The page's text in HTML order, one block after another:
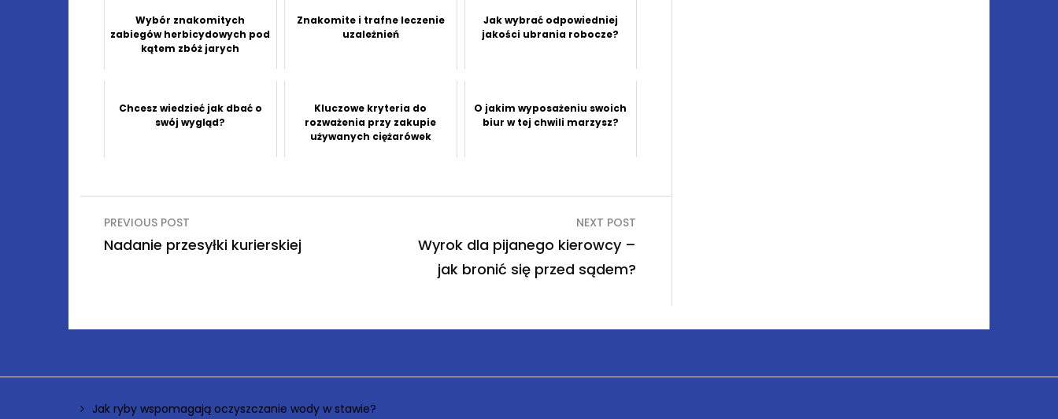
Wybór znakomitych
zabiegów herbicydowych pod
kątem zbóż jarych
Znakomite i trafne leczenie
uzależnień
Jak wybrać odpowiedniej
jakości ubrania robocze?
Chcesz wiedzieć jak dbać o
swój wygląd?
Kluczowe kryteria do
rozważenia przy zakupie
używanych ciężarówek
O jakim wyposażeniu swoich
biur w tej chwili marzysz?
Nawigacja
wpisu
PREVIOUS POST
Nadanie przesyłki kurierskiej
NEXT POST
Wyrok dla pijanego kierowcy –
jak bronić się przed sądem?
Jak ryby wspomagają oczyszczanie wody w stawie?